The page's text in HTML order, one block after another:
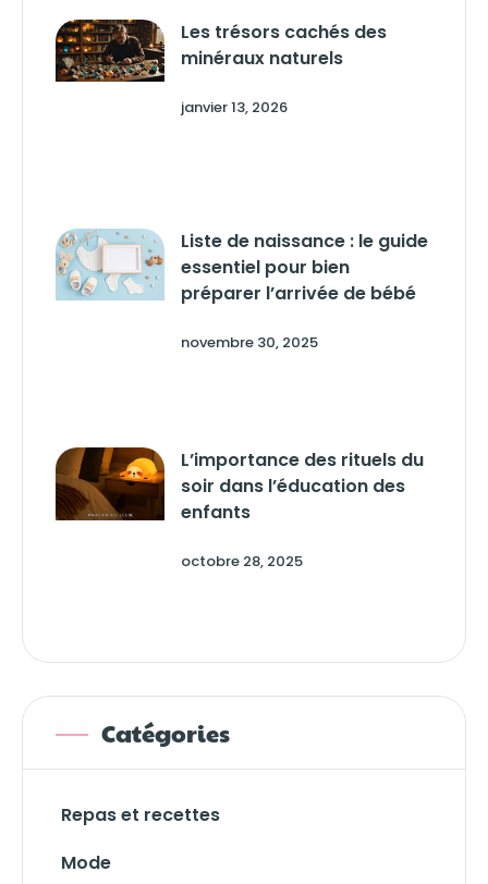
Les trésors cachés des
minéraux naturels
janvier 13, 2026
Liste de naissance : le guide
essentiel pour bien
préparer l’arrivée de bébé
novembre 30, 2025
L’importance des rituels du
soir dans l’éducation des
enfants
octobre 28, 2025
Catégories
Repas et recettes
Mode